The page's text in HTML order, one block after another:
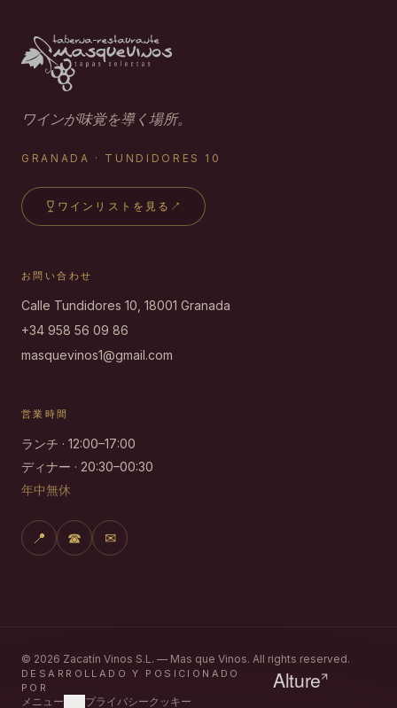
ワインが味覚を導く場所。
GRANADA · TUNDIDORES 10
ワインリストを見る ↗
お問い合わせ
Calle Tundidores 10, 18001 Granada
+34 958 56 09 86
masquevinos1@gmail.com
営業時間
ランチ · 12:00–17:00
ディナー · 20:30–00:30
年中無休
📍 ☎ ✉
© 2026 Zacatín Vinos S.L. — Mas que Vinos. All rights reserved.
DESARROLLADO Y POSICIONADO
POR
メニュー プライバシークッキー